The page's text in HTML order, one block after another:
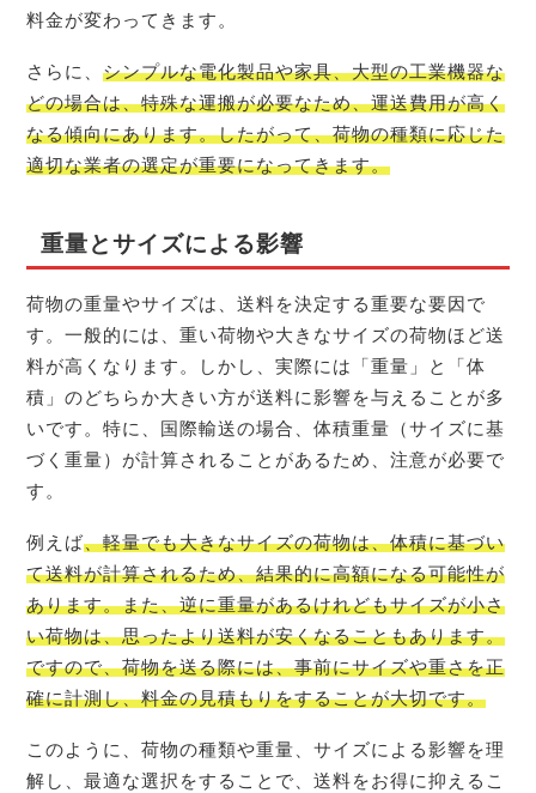
料金が変わってきます。
さらに、シンプルな電化製品や家具、大型の工業機器な
どの場合は、特殊な運搬が必要なため、運送費用が高く
なる傾向にあります。したがって、荷物の種類に応じた
適切な業者の選定が重要になってきます。
重量とサイズによる影響
荷物の重量やサイズは、送料を決定する重要な要因で
す。一般的には、重い荷物や大きなサイズの荷物ほど送
料が高くなります。しかし、実際には「重量」と「体
積」のどちらか大きい方が送料に影響を与えることが多
いです。特に、国際輸送の場合、体積重量（サイズに基
づく重量）が計算されることがあるため、注意が必要で
す。
例えば、軽量でも大きなサイズの荷物は、体積に基づい
て送料が計算されるため、結果的に高額になる可能性が
あります。また、逆に重量があるけれどもサイズが小さ
い荷物は、思ったより送料が安くなることもあります。
ですので、荷物を送る際には、事前にサイズや重さを正
確に計測し、料金の見積もりをすることが大切です。
このように、荷物の種類や重量、サイズによる影響を理
解し、最適な選択をすることで、送料をお得に抑えるこ